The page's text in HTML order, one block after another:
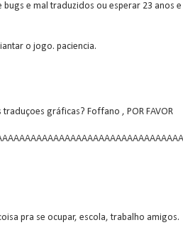
e mal traduzidos ou esperar 23 anos e
o jogo. paciencia.
gráficas? Foffano , POR FAVOR
pra se ocupar, escola, trabalho amigos.